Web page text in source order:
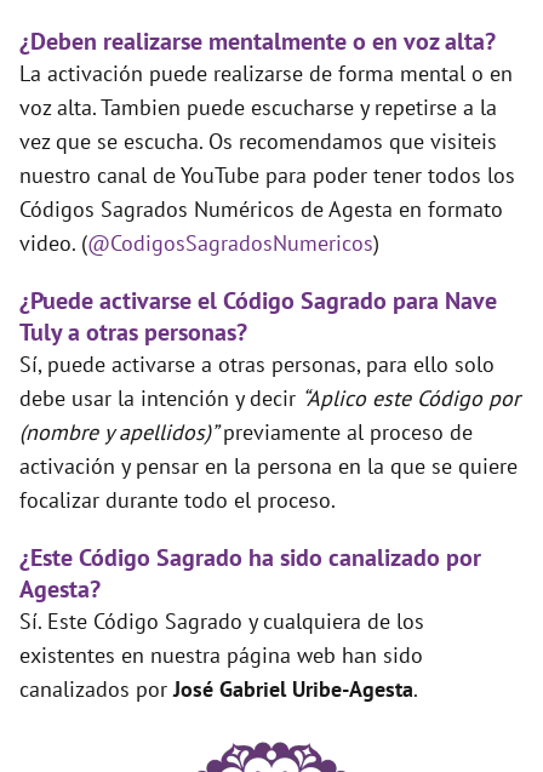
¿Deben realizarse mentalmente o en voz alta?
La activación puede realizarse de forma mental o en
voz alta. Tambien puede escucharse y repetirse a la
vez que se escucha. Os recomendamos que visiteis
nuestro canal de YouTube para poder tener todos los
Códigos Sagrados Numéricos de Agesta en formato
video. (@CodigosSagradosNumericos)
¿Puede activarse el Código Sagrado para Nave
Tuly a otras personas?
Sí, puede activarse a otras personas, para ello solo
debe usar la intención y decir “Aplico este Código por
(nombre y apellidos)”previamente al proceso de
activación y pensar en la persona en la que se quiere
focalizar durante todo el proceso.
¿Este Código Sagrado ha sido canalizado por
Agesta?
Sí. Este Código Sagrado y cualquiera de los
existentes en nuestra página web han sido
canalizados porJosé Gabriel Uribe-Agesta.